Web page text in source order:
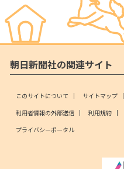
朝日新聞社の関連サイト
このサイトについて サイトマップ
利用者情報の外部送信
利用規約
プライバシーポータル